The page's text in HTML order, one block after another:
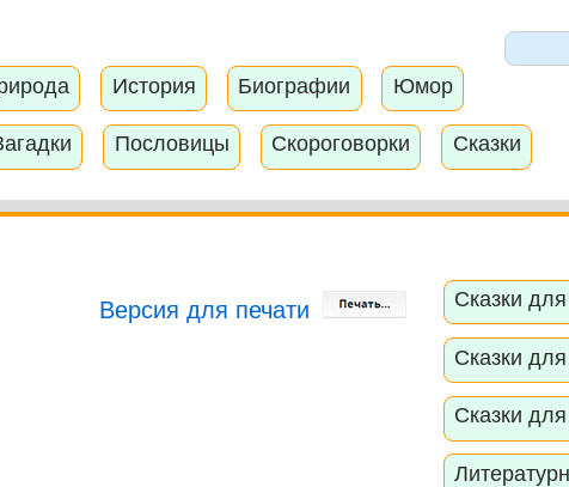
История Биографии Юмор
Пословицы Скороговорки Сказки
Версия для печати
Сказки
Сказки
Сказки для